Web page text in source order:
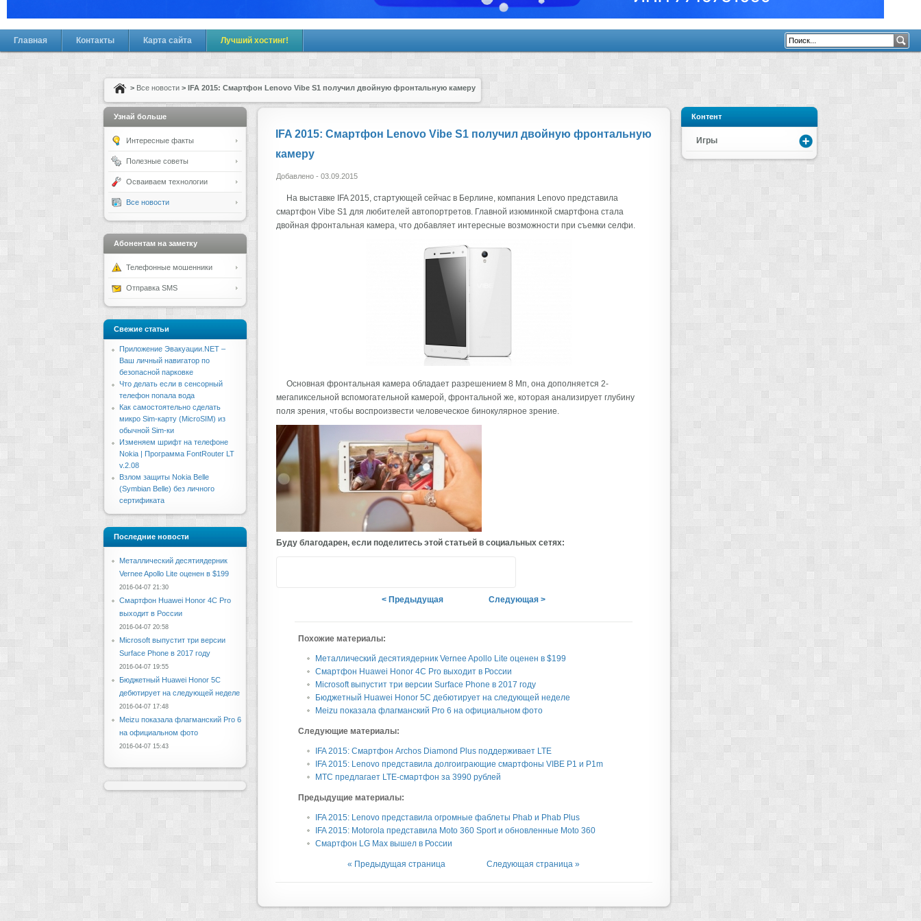
Главная Контакты Карта сайта Лучший хостинг!
> Все новости > IFA 2015: Смартфон Lenovo Vibe S1 получил двойную фронтальную камеру
IFA 2015: Смартфон Lenovo Vibe S1 получил двойную фронтальную
камеру
Добавлено - 03.09.2015
На выставке IFA 2015, стартующей сейчас в Берлине, компания Lenovo представила
смартфон Vibe S1 для любителей автопортретов. Главной изюминкой смартфона стала
двойная фронтальная камера, что добавляет интересные возможности при съемки селфи.
Основная фронтальная камера обладает разрешением 8 Мп, она дополняется 2-
мегапиксельной вспомогательной камерой, фронтальной же, которая анализирует глубину
поля зрения, чтобы воспроизвести человеческое бинокулярное зрение.
Буду благодарен, если поделитесь этой статьей в социальных сетях:
< Предыдущая Следующая >
Похожие материалы:
Металлический десятиядерник Vernee Apollo Lite оценен в $199
Смартфон Huawei Honor 4C Pro выходит в России
Microsoft выпустит три версии Surface Phone в 2017 году
Бюджетный Huawei Honor 5C дебютирует на следующей неделе
Meizu показала флагманский Pro 6 на официальном фото
Следующие материалы:
IFA 2015: Смартфон Archos Diamond Plus поддерживает LTE
IFA 2015: Lenovo представила долгоиграющие смартфоны VIBE P1 и P1m
МТС предлагает LTE-смартфон за 3990 рублей
Предыдущие материалы:
IFA 2015: Lenovo представила огромные фаблеты Phab и Phab Plus
IFA 2015: Motorola представила Moto 360 Sport и обновленные Moto 360
Смартфон LG Max вышел в России
« Предыдущая страница Следующая страница »
Контент
Игры
Узнай больше
Интересные факты
Полезные советы
Осваиваем технологии
Все новости
Абонентам на заметку
Телефонные мошенники
Отправка SMS
Свежие статьи
Приложение Эвакуации.NET –
Ваш личный навигатор по
безопасной парковке
Что делать если в сенсорный
телефон попала вода
Как самостоятельно сделать
микро Sim-карту (MicroSIM) из
обычной Sim-ки
Изменяем шрифт на телефоне
Nokia | Программа FontRouter LT
v.2.08
Взлом защиты Nokia Belle
(Symbian Belle) без личного
сертификата
Последние новости
Металлический десятиядерник
Vernee Apollo Lite оценен в $199
2016-04-07 21:30
Смартфон Huawei Honor 4C Pro
выходит в России
2016-04-07 20:58
Microsoft выпустит три версии
Surface Phone в 2017 году
2016-04-07 19:55
Бюджетный Huawei Honor 5C
дебютирует на следующей неделе
2016-04-07 17:48
Meizu показала флагманский Pro 6
на официальном фото
2016-04-07 15:43